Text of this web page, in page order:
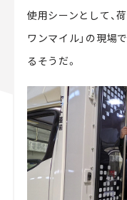
使用シーンとして、
ワンマイル」の現場
るそうだ。